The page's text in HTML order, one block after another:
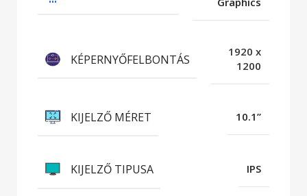
KÉPERNYŐFELBONTÁS
1920 x
1200
KIJELZŐ MÉRET 10.1”
KIJELZŐ TIPUSA IPS